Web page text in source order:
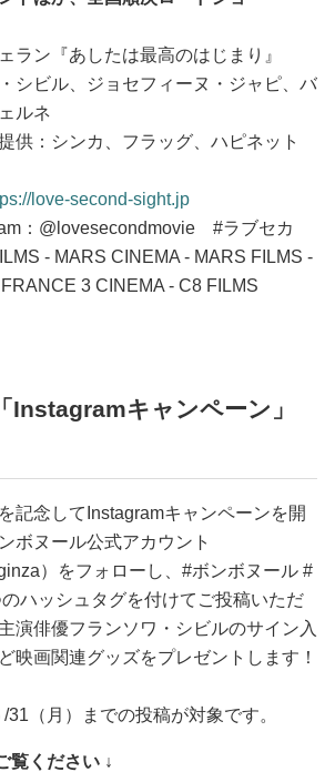
ラン『あしたは最高のはじまり』
シビル、ジョセフィーヌ・ジャピ、バ
ルネ
：シンカ、フラッグ、ハピネット
love-second-sight.jp
：@lovesecondmovie #ラブセカ
- MARS CINEMA - MARS FILMS -
3 CINEMA - C8 FILMS
Instagramキャンペーン」
記念してInstagramキャンペーンを開
ボヌール公式アカウント
）をフォローし、#ボンボヌール #
ハッシュタグを付けてご投稿いただ
演俳優フランソワ・シビルのサイン入
映画関連グッズをプレゼントします！
（月）までの投稿が対象です。
覧ください ↓